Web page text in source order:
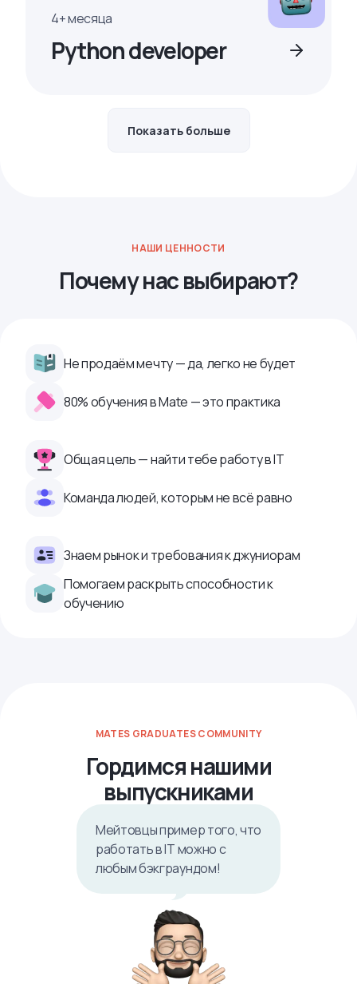
4+ месяца
Python developer
Показать больше
НАШИ ЦЕННОСТИ
Почему нас выбирают?
Не продаём мечту — да, легко не будет
80% обучения в Mate — это практика
Общая цель — найти тебе работу в IТ
Команда людей, которым не всё равно
Знаем рынок и требования к джуниорам
Помогаем раскрыть способности к
обучению
MATES GRADUATES COMMUNITY
Гордимся нашими
выпускниками
Мейтовцы пример того, что
работать в IТ можно с
любым бэкграундом!